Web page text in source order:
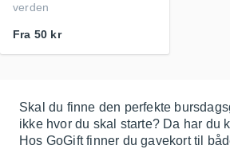
verden
Fra 50 kr
Skal du finne den perfekte
ikke hvor du skal starte? Da har du
Hos GoGift finner du gavekort til